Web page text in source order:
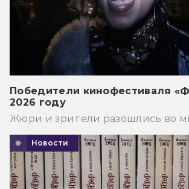
Победители кинофестиваля
2026 году
Жюри и зрители разошлись во
Новости